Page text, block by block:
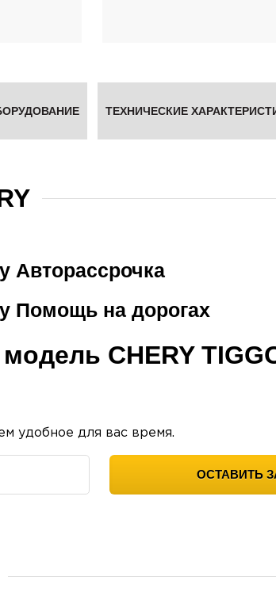
ТЕХНИЧЕСКИЕ
Авторассрочка
Помощь на дорогах
CHERY
удобное для вас время.
ОСТАВИТЬ